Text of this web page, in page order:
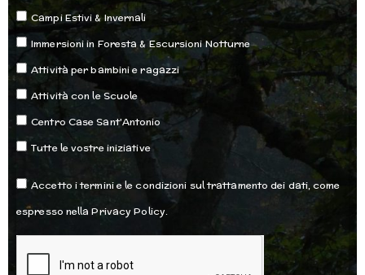
Opzioni
Campi Estivi & Invernali
Immersioni in Foresta & Escursioni Notturne
Attività per bambini e ragazzi
Attività con le Scuole
Centro Case Sant'Antonio
Tutte le vostre iniziative
Accettazione
Accetto i termini e le condizioni sul trattamento dei dati, come
espresso nella Privacy Policy.